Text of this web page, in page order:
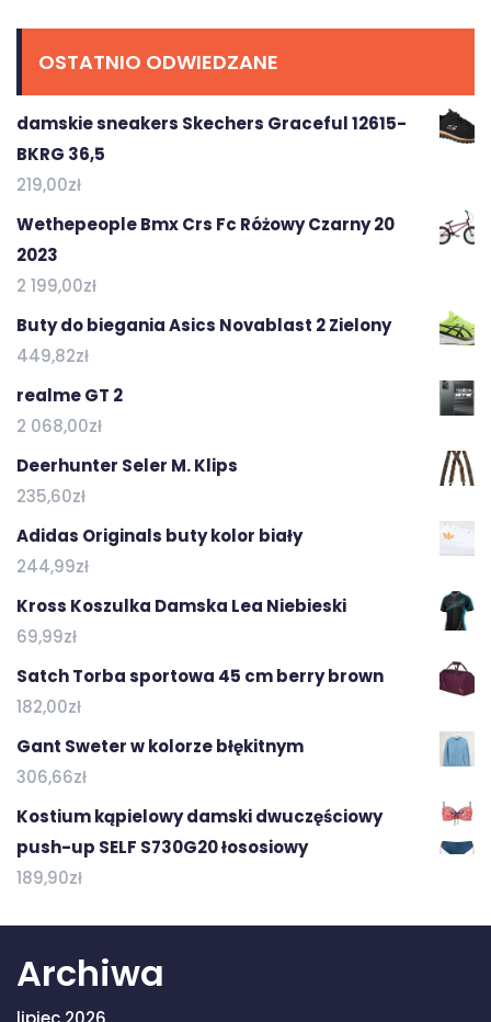
OSTATNIO ODWIEDZANE
damskie sneakers Skechers Graceful 12615-
BKRG 36,5
219,00zł
Wethepeople Bmx Crs Fc Różowy Czarny 20
2023
2 199,00zł
Buty do biegania Asics Novablast 2 Zielony
449,82zł
realme GT 2
2 068,00zł
Deerhunter Seler M. Klips
235,60zł
Adidas Originals buty kolor biały
244,99zł
Kross Koszulka Damska Lea Niebieski
69,99zł
Satch Torba sportowa 45 cm berry brown
182,00zł
Gant Sweter w kolorze błękitnym
306,66zł
Kostium kąpielowy damski dwuczęściowy
push-up SELF S730G20 łososiowy
189,90zł
Archiwa